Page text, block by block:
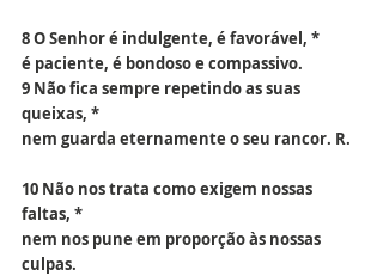
8 O Senhor é indulgente, é favorável, *
é paciente, é bondoso e compassivo.
9 Não fica sempre repetindo as suas
queixas, *
nem guarda eternamente o seu rancor. R.
10 Não nos trata como exigem nossas
faltas, *
nem nos pune em proporção às nossas
culpas.